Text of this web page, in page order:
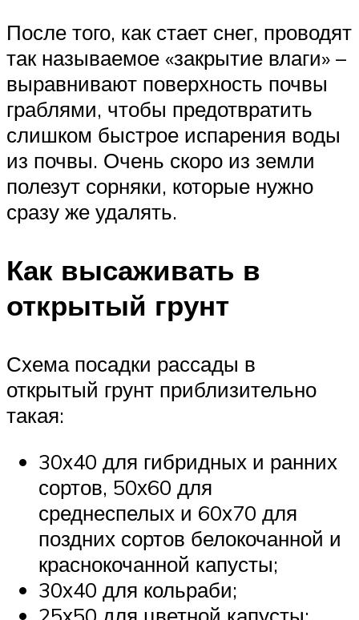
После того, как стает снег, проводят
так называемое «закрытие влаги» –
выравнивают поверхность почвы
граблями, чтобы предотвратить
слишком быстрое испарения воды
из почвы. Очень скоро из земли
полезут сорняки, которые нужно
сразу же удалять.
Как высаживать в
открытый грунт
Схема посадки рассады в
открытый грунт приблизительно
такая:
30х40 для гибридных и ранних
сортов, 50х60 для
среднеспелых и 60х70 для
поздних сортов белокочанной и
краснокочанной капусты;
30х40 для кольраби;